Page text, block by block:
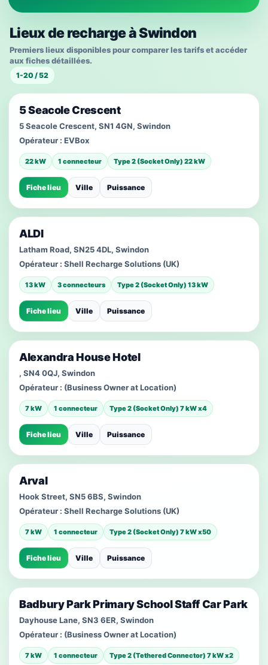
Lieux de recharge à Swindon
Premiers lieux disponibles pour comparer les tarifs et accéder
aux fiches détaillées.
1-20 / 52
5 Seacole Crescent
5 Seacole Crescent, SN1 4GN, Swindon
Opérateur : EVBox
22 kW 1 connecteur Type 2 (Socket Only) 22 kW
Fiche lieu Ville Puissance
ALDI
Latham Road, SN25 4DL, Swindon
Opérateur : Shell Recharge Solutions (UK)
13 kW 3 connecteurs Type 2 (Socket Only) 13 kW
Fiche lieu Ville Puissance
Alexandra House Hotel
, SN4 0QJ, Swindon
Opérateur : (Business Owner at Location)
7 kW 1 connecteur Type 2 (Socket Only) 7 kW x4
Fiche lieu Ville Puissance
Arval
Hook Street, SN5 6BS, Swindon
Opérateur : Shell Recharge Solutions (UK)
7 kW 1 connecteur Type 2 (Socket Only) 7 kW x50
Fiche lieu Ville Puissance
Badbury Park Primary School Staff Car Park
Dayhouse Lane, SN3 6ER, Swindon
Opérateur : (Business Owner at Location)
7 kW 1 connecteur Type 2 (Tethered Connector) 7 kW x2